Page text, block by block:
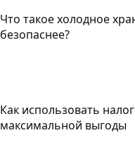
Что такое холодное
безопаснее?
Как использовать
максимальной выгоды